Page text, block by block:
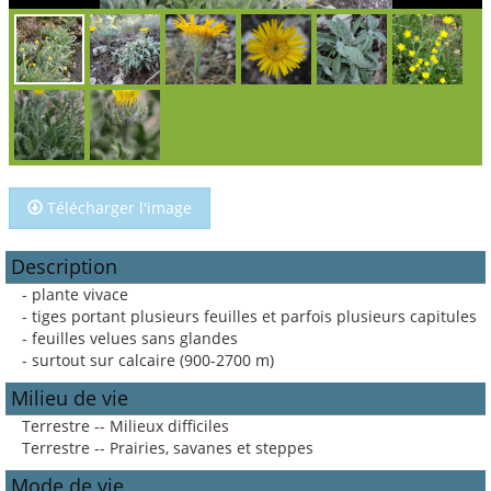
Télécharger l'image
Description
- plante vivace
- tiges portant plusieurs feuilles et parfois plusieurs capitules
- feuilles velues sans glandes
- surtout sur calcaire (900-2700 m)
Milieu de vie
Terrestre -- Milieux difficiles
Terrestre -- Prairies, savanes et steppes
Mode de vie